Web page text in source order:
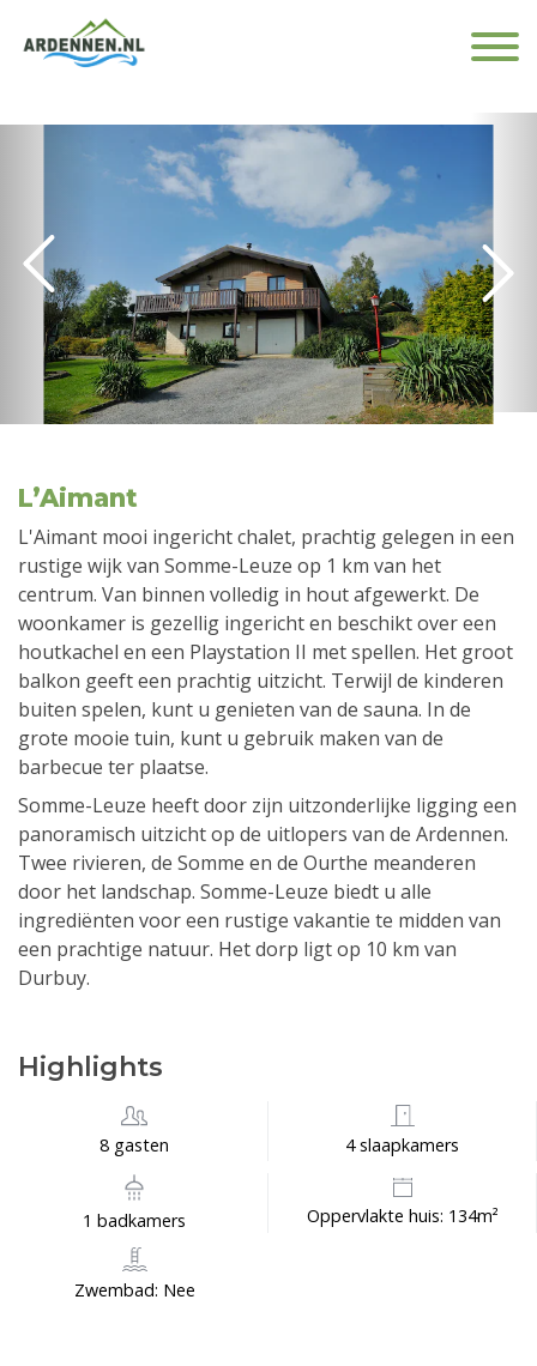
L’Aimant
L'Aimant mooi ingericht chalet, prachtig gelegen in een
rustige wijk van Somme-Leuze op 1 km van het
centrum. Van binnen volledig in hout afgewerkt. De
woonkamer is gezellig ingericht en beschikt over een
houtkachel en een Playstation II met spellen. Het groot
balkon geeft een prachtig uitzicht. Terwijl de kinderen
buiten spelen, kunt u genieten van de sauna. In de
grote mooie tuin, kunt u gebruik maken van de
barbecue ter plaatse.
Somme-Leuze heeft door zijn uitzonderlijke ligging een
panoramisch uitzicht op de uitlopers van de Ardennen.
Twee rivieren, de Somme en de Ourthe meanderen
door het landschap. Somme-Leuze biedt u alle
ingrediënten voor een rustige vakantie te midden van
een prachtige natuur. Het dorp ligt op 10 km van
Durbuy.
Highlights
8 gasten 4 slaapkamers
1 badkamers Oppervlakte huis: 134m²
Zwembad: Nee